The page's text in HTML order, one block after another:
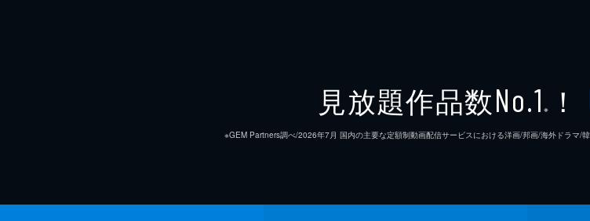
見放題作品数No.1 ※ ！
※GEM Partners調べ/2026年7⽉ 国内の主要な定額制動画配信サービスにおける洋画/邦画/海外ドラマ/